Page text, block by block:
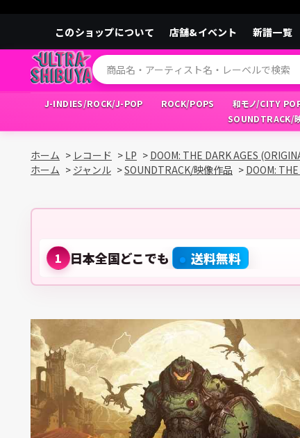
このショップについて 店舗&イベント 新譜一覧
J-INDIES/ROCK/J-POP ROCK/POPS 和モノ/CITY
SOUNDTRACK/
ホーム > レコード > LP > DOOM: THE DARK AGES
ホーム > ジャンル >SOUNDTRACK/映像作品 > DOOM:
1 日本全国どこでも 送料無料